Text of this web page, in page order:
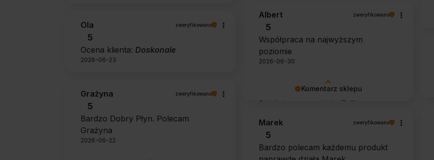
Komentarz sklepu
Dziękujemy za opinię 🙂 Cieszymy
zakup spełniły Pana oczekiwania.
Dziękujemy za zaufanie.
Albert zweryfikowano
5
Współpraca na najwyższym
poziomie
2026-06-30
Ola zweryfikowano
5
Ocena klienta: Doskonale
2026-06-23
Grażyna zweryfikowano
5
Bardzo Dobry Płyn. Polecam
Grażyna
2026-06-22
Marek zweryfikowano
5
Bardzo polecam każdemu produkt